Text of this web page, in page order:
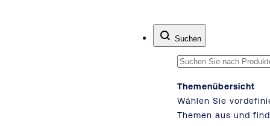
Suchen
Themenübersicht
Wählen Sie
Themen aus und